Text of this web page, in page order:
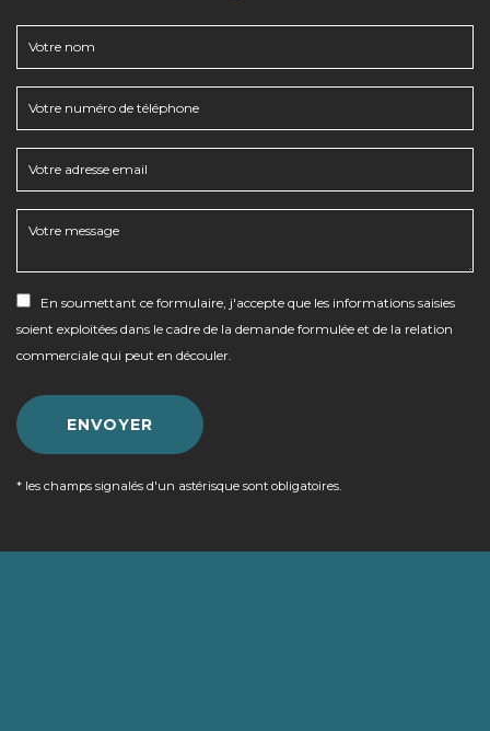
En soumettant ce formulaire, j'accepte que les informations saisies
soient exploitées dans le cadre de la demande formulée et de la relation
commerciale qui peut en découler.
* les champs signalés d'un astérisque sont obligatoires.